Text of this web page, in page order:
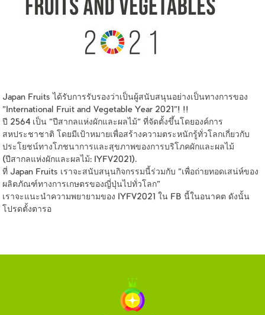
Japan Fruits ได้รับการรับรองว่าเป็นผู้สนับสนุนอย่างเป็นทางการของ
"International Fruit and Vegetable Year 2021"! !!
ปี 2564 เป็น "ปีสากลแห่งผักและผลไม้" ที่จัดตั้งขึ้นโดยองค์การ
สหประชาชาติ โดยมีเป้าหมายเพื่อสร้างความตระหนักรู้ทั่วโลกเกี่ยวกับ
ประโยชน์ทางโภชนาการและสุขภาพของการบริโภคผักและผลไม้
(ปีสากลแห่งผักและผลไม้: IYFV2021).
ที่ Japan Fruits เราจะสนับสนุนกิจกรรมนี้ร่วมกับ "เพื่อถ่ายทอดเสน่ห์ของ
ผลิตภัณฑ์ทางการเกษตรของญี่ปุ่นไปทั่วโลก"
เราจะแนะนำความพยายามของ IYFV2021 ใน FB นี้ในอนาคต ดังนั้น
โปรดตั้งตารอ